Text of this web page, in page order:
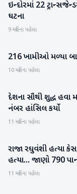
રાષ્ટ્રીય
ઇન્દોરમાં 22
ઘટના
9 મહિના પહેલા
રાષ્ટ્રીય
216 ખામીઓ મળ્યા બાદ
10 મહિના પહેલા
રાષ્ટ્રીય
દેશના સૌથી શુદ્ધ હવા
નંબર હાંસિલ કર્યો
11 મહિના પહેલા
રાષ્ટ્રીય
રાજા રઘુવંશી હત્યા
હત્યા... જાણો 790
11 મહિના પહેલા